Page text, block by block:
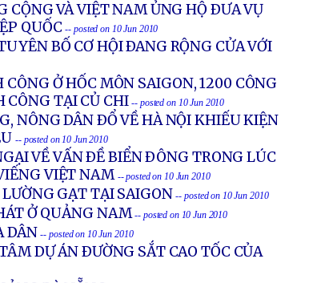
CỘNG VÀ VIỆT NAM ỦNG HỘ ÐƯA VỤ
QUỐC -- posted on 10 Jun 2010
BỐ CƠ HỘI ÐANG RỘNG CỬA VỚI
Ở HỐC MÔN SAIGON, 1200 CÔNG
TẠI CỦ CHI -- posted on 10 Jun 2010
NÔNG DÂN ÐỔ VỀ HÀ NỘI KHIẾU KIỆN
-- posted on 10 Jun 2010
VỀ VẤN ÐỀ BIỂN ÐÔNG TRONG LÚC
VIỆT NAM -- posted on 10 Jun 2010
GẠT TẠI SAIGON -- posted on 10 Jun 2010
Ở QUẢNG NAM -- posted on 10 Jun 2010
DÂN -- posted on 10 Jun 2010
DỰ ÁN ÐƯỜNG SẮT CAO TỐC CỦA